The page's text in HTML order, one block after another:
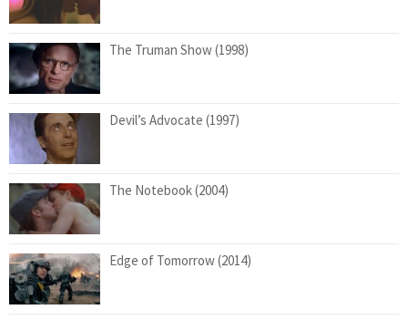
The Truman Show (1998)
Devil’s Advocate (1997)
The Notebook (2004)
Edge of Tomorrow (2014)